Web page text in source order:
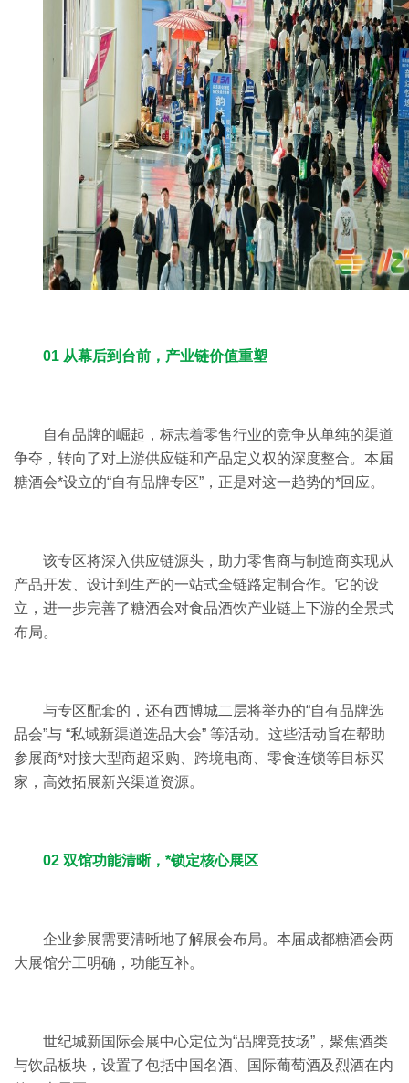
01 从幕后到台前，产业链价值重塑
自有品牌的崛起，标志着零售行业的竞争从单纯的渠道
争夺，转向了对上游供应链和产品定义权的深度整合。本届
糖酒会*设立的“自有品牌专区”，正是对这一趋势的*回应。
该专区将深入供应链源头，助力零售商与制造商实现从
产品开发、设计到生产的一站式全链路定制合作。它的设
立，进一步完善了糖酒会对食品酒饮产业链上下游的全景式
布局。
与专区配套的，还有西博城二层将举办的“自有品牌选
品会”与 “私域新渠道选品大会” 等活动。这些活动旨在帮助
参展商*对接大型商超采购、跨境电商、零食连锁等目标买
家，高效拓展新兴渠道资源。
02 双馆功能清晰，*锁定核心展区
企业参展需要清晰地了解展会布局。本届成都糖酒会两
大展馆分工明确，功能互补。
世纪城新国际会展中心定位为“品牌竞技场”，聚焦酒类
与饮品板块，设置了包括中国名酒、国际葡萄酒及烈酒在内